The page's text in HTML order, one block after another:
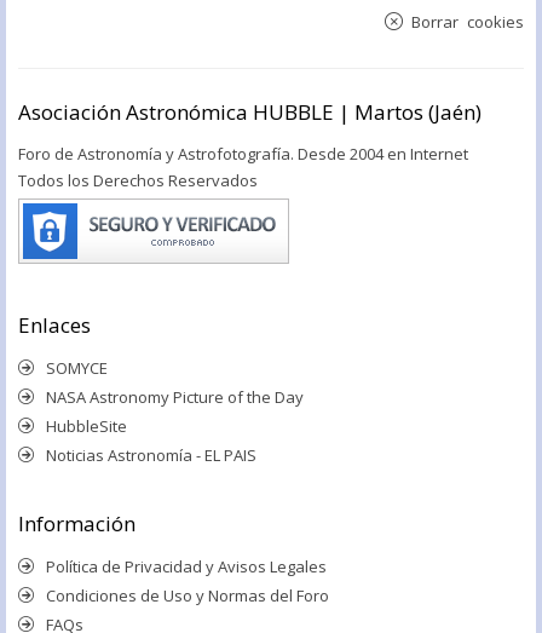
Borrar cookies
Asociación Astronómica HUBBLE | Martos (Jaén)
Foro de Astronomía y Astrofotografía. Desde 2004 en Internet
Todos los Derechos Reservados
Enlaces
SOMYCE
NASA Astronomy Picture of the Day
HubbleSite
Noticias Astronomía - EL PAIS
Información
Política de Privacidad y Avisos Legales
Condiciones de Uso y Normas del Foro
FAQs